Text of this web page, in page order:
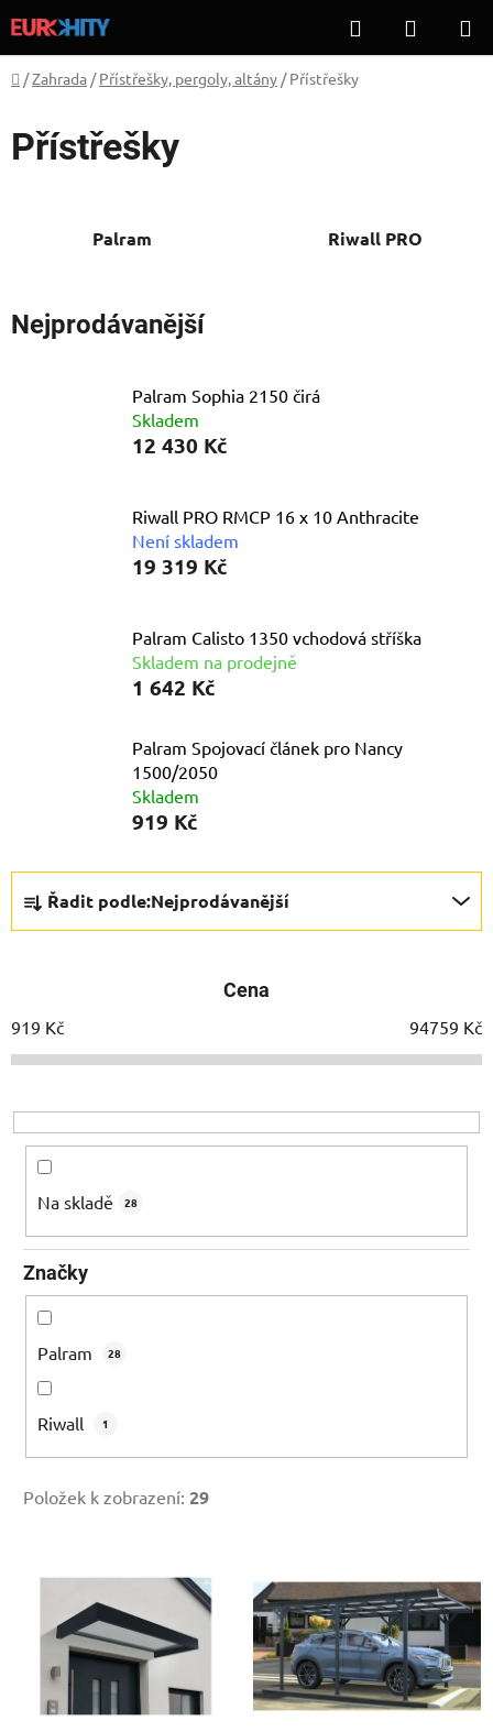
na
obsah
Hledat
KOŠÍK
Domů
/Zahrada / Přístřešky, pergoly, altány / Přístřešky
Přístřešky
Palram Riwall PRO
Nejprodávanější
Palram Sophia 2150 čirá
Skladem
12 430 Kč
Riwall PRO RMCP 16 x 10 Anthracite
Není skladem
19 319 Kč
Palram Calisto 1350 vchodová stříška
Skladem na prodejně
1 642 Kč
Palram Spojovací článek pro Nancy
1500/2050
Skladem
919 Kč
í
p
o
d
ů
Řadit podle:Nejprodávanější
Cena
919 Kč 94759 Kč
Na skladě 28
Značky
Palram 28
Riwall 1
Položek k zobrazení: 29